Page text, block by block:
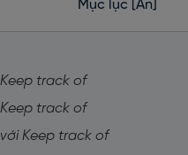
Mục lục [Ẩn]
track of
track of
Keep track of